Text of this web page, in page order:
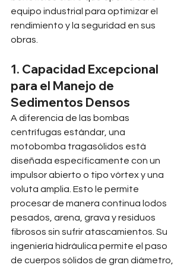
equipo industrial para optimizar el
rendimiento y la seguridad en sus
obras.
1. Capacidad Excepcional
para el Manejo de
Sedimentos Densos
A diferencia de las bombas
centrífugas estándar, una
motobomba tragasólidos está
diseñada específicamente con un
impulsor abierto o tipo vórtex y una
voluta amplia. Esto le permite
procesar de manera continua lodos
pesados, arena, grava y residuos
fibrosos sin sufrir atascamientos. Su
ingeniería hidráulica permite el paso
de cuerpos sólidos de gran diámetro,